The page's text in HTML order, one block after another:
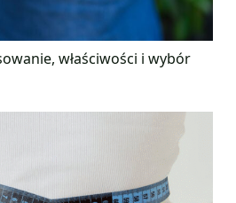
właściwości i wybór